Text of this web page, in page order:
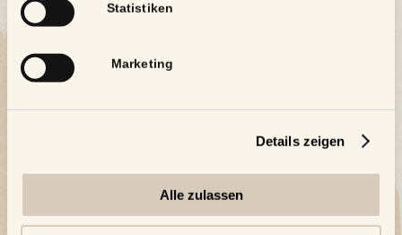
Statistiken
Marketing
Details zeigen
Alle zulassen